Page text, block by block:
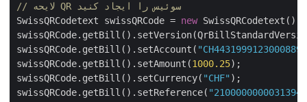
// لایحه QR سوئیس را ایجاد کنید
SwissQRCodetext swissQRCode = new
swissQRCode.getBill().setAccount(
swissQRCode.getBill().setAmount(1000.25 );
swissQRCode.getBill().setCurrency("CHF" );
swissQRCode.getBill().setReference(